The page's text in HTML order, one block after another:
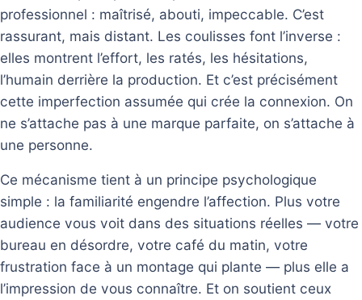
professionnel : maîtrisé, abouti, impeccable. C’est
rassurant, mais distant. Les coulisses font l’inverse :
elles montrent l’effort, les ratés, les hésitations,
l’humain derrière la production. Et c’est précisément
cette imperfection assumée qui crée la connexion. On
ne s’attache pas à une marque parfaite, on s’attache à
une personne.
Ce mécanisme tient à un principe psychologique
simple : la familiarité engendre l’affection. Plus votre
audience vous voit dans des situations réelles — votre
bureau en désordre, votre café du matin, votre
frustration face à un montage qui plante — plus elle a
l’impression de vous connaître. Et on soutient ceux